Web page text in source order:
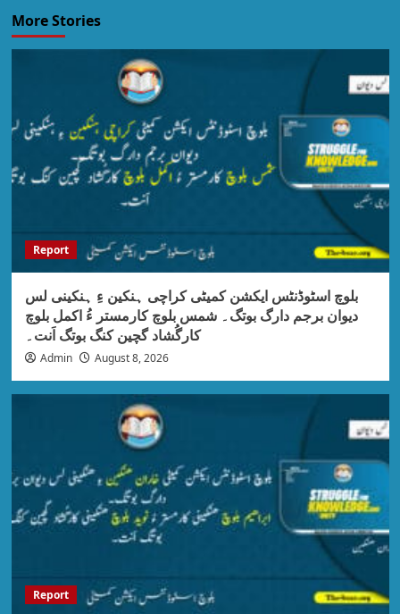
More Stories
Report
بلوچ اسٹوڈنٹس ایکشن کمیٹی کراچی ہنکین ءِ ہنکینی لس
دیوان برجم دارگ بوتگ۔ شمس بلوچ کارمستر ءُ اکمل بلوچ
کارگُشاد گچین کنگ بوتگ اَنت۔
Admin August 8, 2026
Report